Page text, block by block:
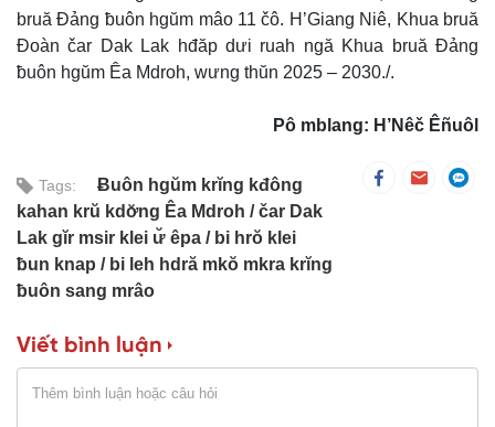
bruă Đảng ƀuôn hgŭm mâo 11 čô. H’Giang Niê, Khua bruă
Đoàn čar Dak Lak hđăp dưi ruah ngă Khua bruă Đảng
ƀuôn hgŭm Êa Mdroh, wưng thŭn 2025 – 2030./.
Pô mblang: H’Nêč Êñuôl
Tags:
Ƀuôn hgŭm krĭng kđông
kahan krŭ kdơ̆ng Êa Mdroh
čar Dak
Lak gĭr msir klei ư̆ êpa
bi hrŏ klei
ƀun knap
bi leh hdră mkŏ mkra krĭng
ƀuôn sang mrâo
Viết bình luận